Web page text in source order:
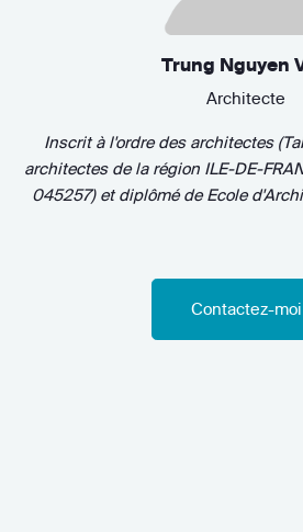
Trung Nguyen
Architecte
Inscrit à l'ordre des architectes
architectes de la région ILE-DE-
045257) et diplômé deEcole
Contactez-moi